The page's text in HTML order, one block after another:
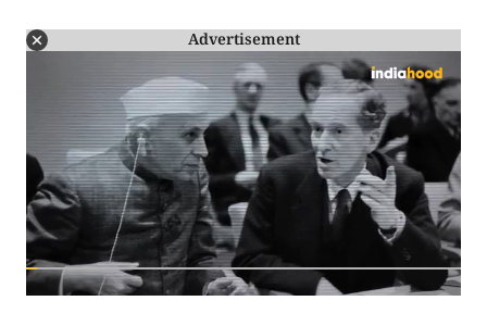
Advertisement